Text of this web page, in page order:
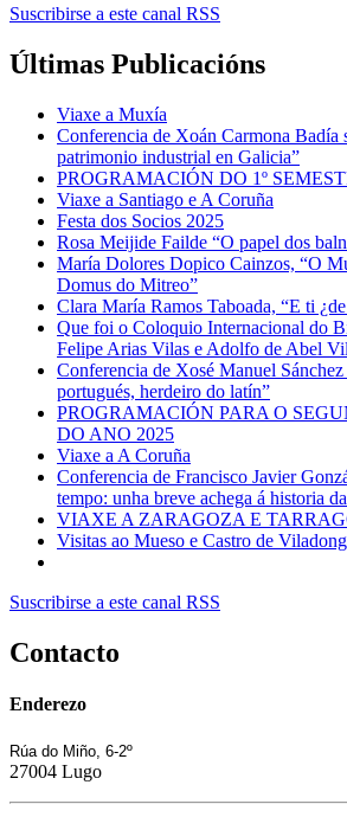
Suscribirse a este canal RSS
Últimas Publicacións
Viaxe a Muxía
Conferencia de Xoán Carmona Badía
patrimonio industrial en Galicia”
PROGRAMACIÓN DO 1º
Viaxe a Santiago e A Coruña
Festa dos Socios 2025
Rosa Meijide Failde “O papel dos
María Dolores Dopico Cainzos, “O
Domus do Mitreo”
Clara María Ramos Taboada, “E ti
Que foi o Coloquio Internacional do
Felipe Arias Vilas e Adolfo de Abel
Conferencia de Xosé Manuel
portugués, herdeiro do latín”
PROGRAMACIÓN PARA O
DO ANO 2025
Viaxe a A Coruña
Conferencia de Francisco Javier
tempo: unha breve achega á historia
VIAXE A ZARAGOZA E
Visitas ao Mueso e Castro de
Suscribirse a este canal RSS
Contacto
Enderezo
Rúa do Miño, 6-2º
27004 Lugo